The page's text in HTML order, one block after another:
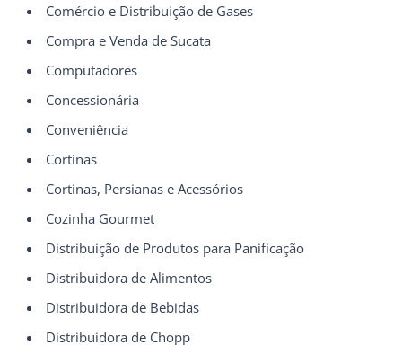
Comércio e Distribuição de Gases
Compra e Venda de Sucata
Computadores
Concessionária
Conveniência
Cortinas
Cortinas, Persianas e Acessórios
Cozinha Gourmet
Distribuição de Produtos para Panificação
Distribuidora de Alimentos
Distribuidora de Bebidas
Distribuidora de Chopp